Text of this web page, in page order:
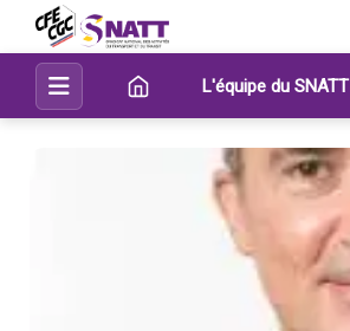
L'équipe du SNATT